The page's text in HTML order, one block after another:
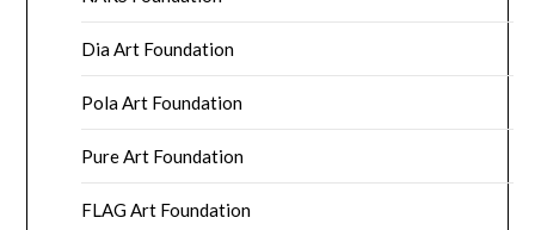
Dia Art Foundation
Pola Art Foundation
Pure Art Foundation
FLAG Art Foundation